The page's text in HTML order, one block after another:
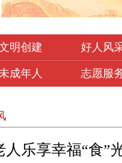
明创建 好人风
未成年人 志愿服
乐享幸福“食”